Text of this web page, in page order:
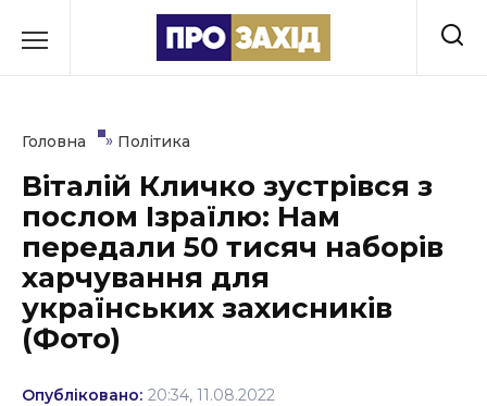
до
Культура
Освіта
Події
Головна » Політика
Віталій Кличко зустрівся з
послом Ізраїлю: Нам
передали 50 тисяч наборів
харчування для
українських захисників
(Фото)
Опубліковано: 20:34, 11.08.2022